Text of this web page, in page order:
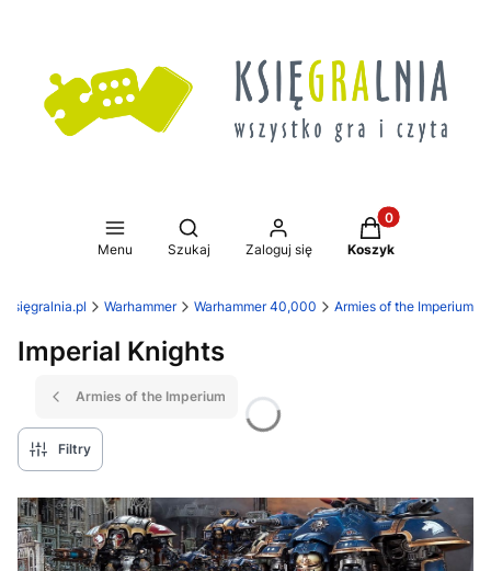
Menu
Otwórz wyszukiwarkę
Szukaj Zaloguj się
Produkty w
Koszyk
Księgralnia.pl Warhammer Warhammer 40,000 Armies of the Imperium
Imperial Knights
Armies of the Imperium
Filtry